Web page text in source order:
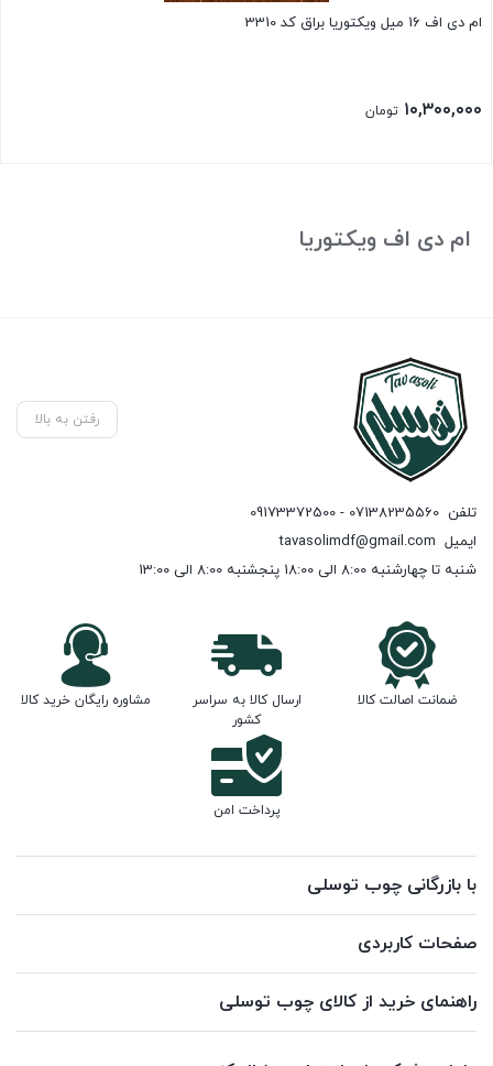
ام دی اف 16 میل ویکتوریا براق کد 3310
۱۰,۳۰۰,۰۰۰ تومان
ام دی اف ویکتوریا
رفتن به بالا
تلفن 07138235560 - 09173372500
ایمیل tavasolimdf@gmail.com
شنبه تا چهارشنبه 8:00 الی 18:00 پنجشنبه 8:00 الی 13:00
ضمانت اصالت کالا
ارسال کالا به سراسر
کشور
مشاوره رایگان خرید کالا
پرداخت امن
با بازرگانی چوب توسلی
صفحات کاربردی
راهنمای خرید از کالای چوب توسلی